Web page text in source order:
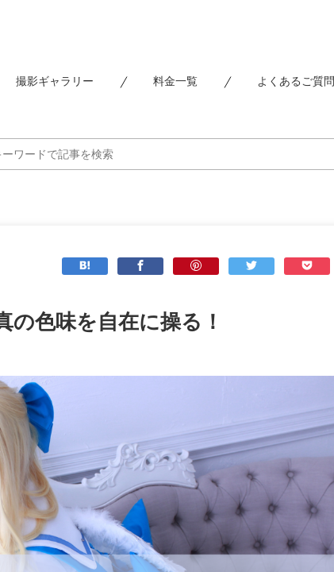
撮影ギャラリー 料金一覧 よくあるご質問
色味を自在に操る！